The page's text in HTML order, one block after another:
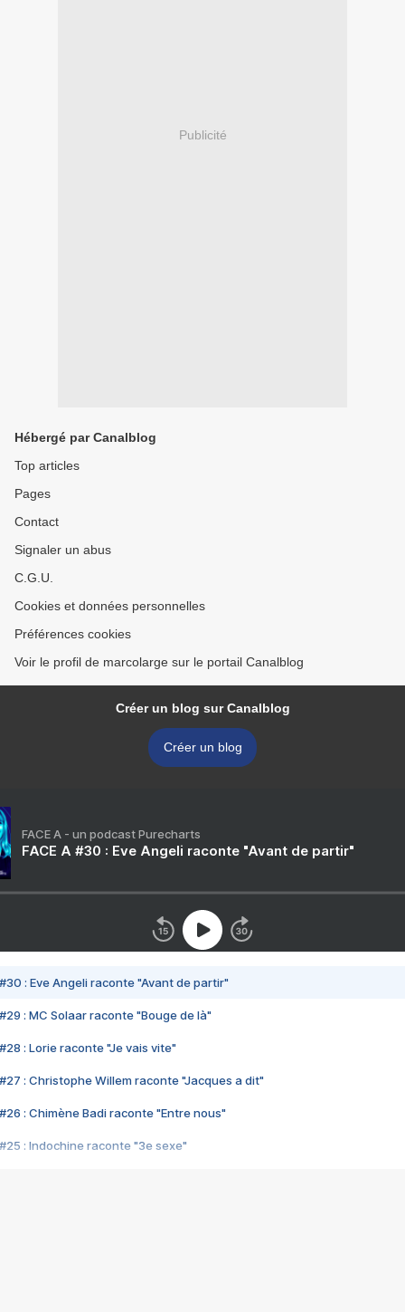
Publicité
Hébergé par Canalblog
Top articles
Pages
Contact
Signaler un abus
C.G.U.
Cookies et données personnelles
Préférences cookies
Voir le profil de marcolarge sur le portail Canalblog
Créer un blog sur Canalblog
Créer un blog
FACE A - un podcast Purecharts
FACE A #30 : Eve Angeli raconte "Avant de partir"
#30 : Eve Angeli raconte "Avant de partir"
#29 : MC Solaar raconte "Bouge de là"
#28 : Lorie raconte "Je vais vite"
#27 : Christophe Willem raconte "Jacques a dit"
#26 : Chimène Badi raconte "Entre nous"
#25 : Indochine raconte "3e sexe"